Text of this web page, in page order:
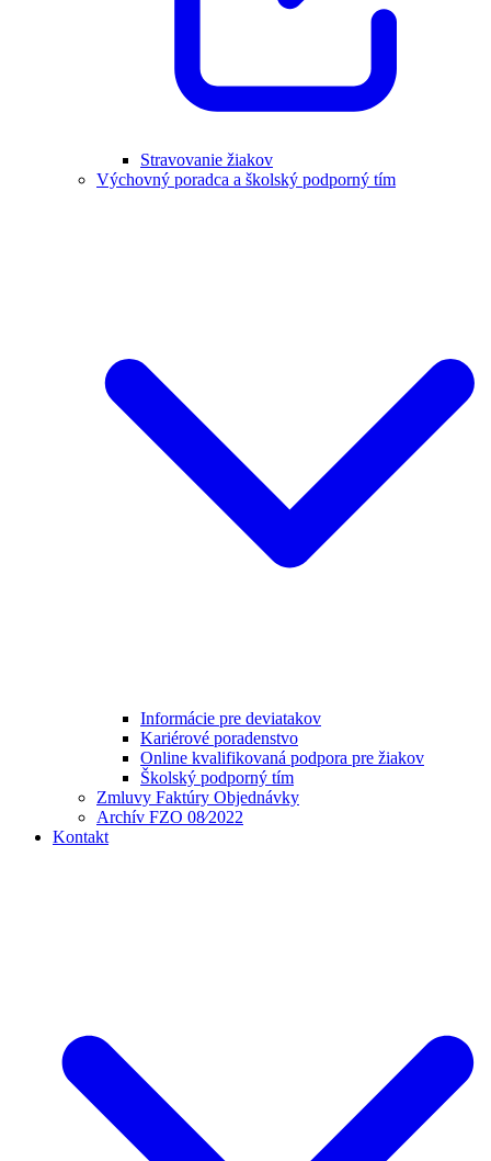
Stravovanie žiakov
Výchovný poradca a školský podporný tím
Informácie pre deviatakov
Kariérové poradenstvo
Online kvalifikovaná podpora pre žiakov
Školský podporný tím
Zmluvy Faktúry Objednávky
Archív FZO 08⁄2022
Kontakt